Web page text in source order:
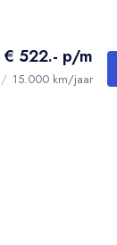
€ 522.- p/m
/ 15.000 km/jaar